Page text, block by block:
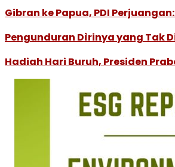
Gibran ke Papua, PDI
Pengunduran Dìrinya yang Tak
Hadiah Hari Buruh, Presiden